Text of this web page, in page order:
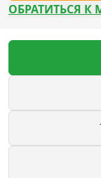
ОБРАТИТЬСЯ К